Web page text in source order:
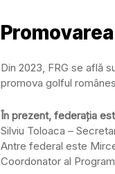
Din 2023, FRG se află
promova golful
În prezent, federația
Silviu Toloaca –
Antre federal este
Coordonator al